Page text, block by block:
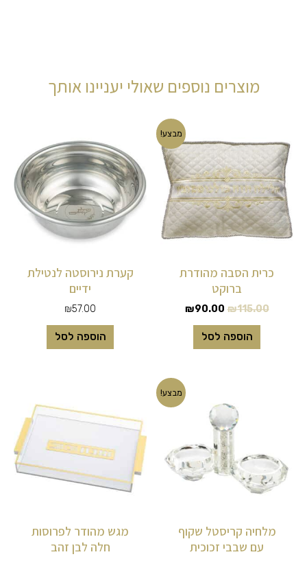
מוצרים נוספים שאולי יעניינו אותך
מבצע!
כרית הסבה מהודרת
ברוקט
₪115.00
המקורי
היה:
₪115.00.
₪90.00
המחיר
הנוכחי
הוא:
₪90.00.
הוספה לסל
קערת נירוסטה לנטילת
ידיים
₪57.00
הוספה לסל
מבצע!
מלחיה קריסטל שקוף
עם שבבי זכוכית
₪79.00.
המחיר
הנוכחי
מגש מהודר לפרוסות
חלה לבן זהב